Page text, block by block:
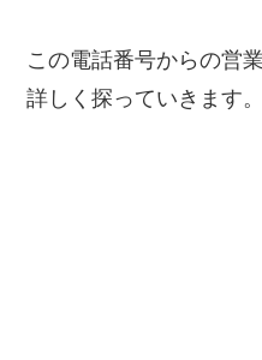
この電話番号からの営
詳しく探っていきます。